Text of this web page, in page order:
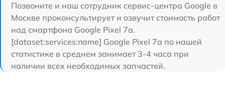
Позвоните и наш сотрудник сервис-центра Google в
Москве проконсультирует и озвучит стоимость работ
над смартфона Google Pixel 7a.
[dataset:services:name] Google Pixel 7a по нашей
статистике в среднем занимает 3-4 часа при
наличии всех необходимых запчастей.